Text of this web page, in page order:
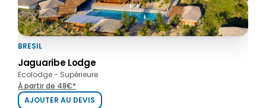
BRESIL
Jaguaribe Lodge
Ecolodge - Supérieure
À partir de 48€*
AJOUTER AU DEVIS